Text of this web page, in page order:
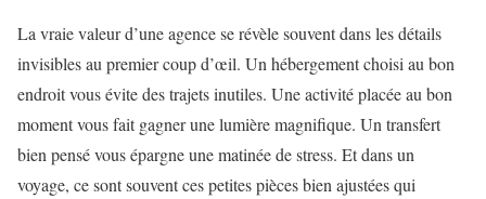
La vraie valeur d’une agence se révèle souvent dans les détails
invisibles au premier coup d’œil. Un hébergement choisi au bon
endroit vous évite des trajets inutiles. Une activité placée au bon
moment vous fait gagner une lumière magnifique. Un transfert
bien pensé vous épargne une matinée de stress. Et dans un
voyage, ce sont souvent ces petites pièces bien ajustées qui